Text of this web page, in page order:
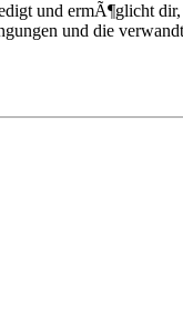
und ermÃ¶glicht
und die